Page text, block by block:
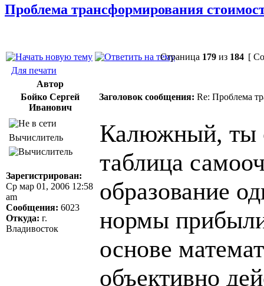
Проблема трансформирования
Страница 179 из 184 [
Для печати
Автор
Бойко Сергей
Иванович
Заголовок сообщения: Re: Проблема
Вычислитель
Зарегистрирован:
Ср мар 01, 2006 12:58
am
Сообщения: 6023
Откуда: г.
Владивосток
Калюжный, ты
таблица
образование
нормы
основе
объективно